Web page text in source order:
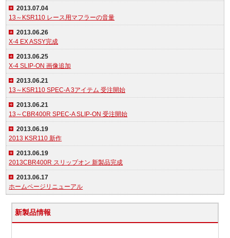
2013.07.04
13～KSR110 レース用マフラーの音量
2013.06.26
X-4 EX ASSY完成
2013.06.25
X-4 SLIP-ON 画像追加
2013.06.21
13～KSR110 SPEC-A 3アイテム 受注開始
2013.06.21
13～CBR400R SPEC-A SLIP-ON 受注開始
2013.06.19
2013 KSR110 新作
2013.06.19
2013CBR400R スリップオン 新製品完成
2013.06.17
ホームページリニューアル
新製品情報